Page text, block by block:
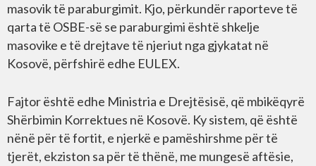
masovik të paraburgimit. Kjo, përkundër raporteve të
qarta të OSBE-së se paraburgimi është shkelje
masovike e të drejtave të njeriut nga gjykatat në
Kosovë, përfshirë edhe EULEX.
Fajtor është edhe Ministria e Drejtësisë, që mbikëqyrë
Shërbimin Korrektues në Kosovë. Ky sistem, që është
nënë për të fortit, e njerkë e pamëshirshme për të
tjerët, ekziston sa për të thënë, me mungesë aftësie,